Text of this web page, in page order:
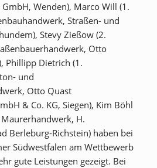
Wenden), Marco Will (1.
Straßen- und
Stevy Zießow (2.
Otto
Phillipp Dietrich (1.
und
Otto Quast
& Co. KG, Siegen), Kim Böhl
H.
Berleburg-Richstein) haben bei
Südwestfalen am Wettbewerb
gute Leistungen gezeigt. Bei